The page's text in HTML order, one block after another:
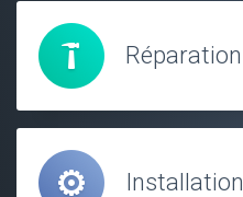
Réparation
Installation